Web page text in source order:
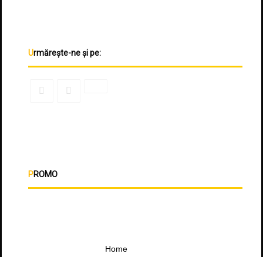
Urmărește-ne și pe:
PROMO
Home